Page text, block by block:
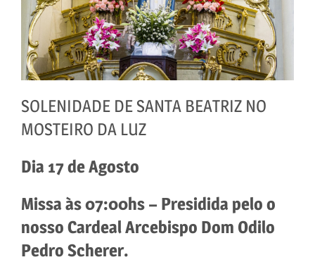
SOLENIDADE DE SANTA BEATRIZ NO
MOSTEIRO DA LUZ
Dia 17 de Agosto
Missa às 07:00hs – Presidida pelo o
nosso Cardeal Arcebispo Dom Odilo
Pedro Scherer.